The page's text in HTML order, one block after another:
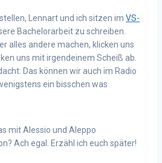
Lennart und ich sitzen im VS-
Bachelorarbeit zu schreiben.
alles andere machen, klicken uns
uns mit irgendeinem Scheiß ab.
Das können wir auch im Radio
ein bisschen was
mit Alessio und Aleppo
Ach egal. Erzähl ich euch später!